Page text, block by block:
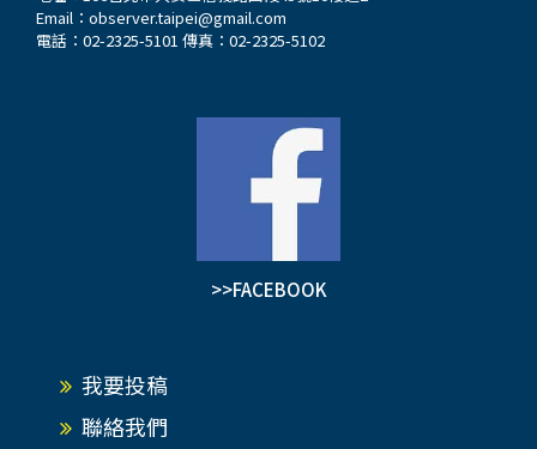
Email： observer.taipei@gmail.com
電話：02-2325-5101 傳真：02-2325-5102
>>FACEBOOK
我要投稿
聯絡我們